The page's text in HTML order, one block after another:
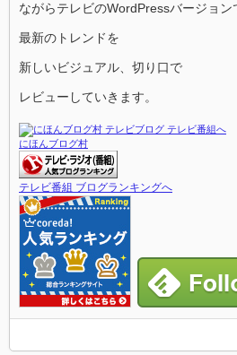
ながらテレビのWordPressバージョン
最新のトレンドを
新しいビジュアル、切り口で
レビューしていきます。
にほんブログ村
テレビ番組 ブログランキングへ